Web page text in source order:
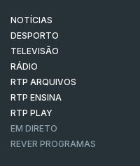
NOTÍCIAS
DESPORTO
TELEVISÃO
RÁDIO
RTP ARQUIVOS
RTP ENSINA
RTP PLAY
EM DIRETO
REVER PROGRAMAS